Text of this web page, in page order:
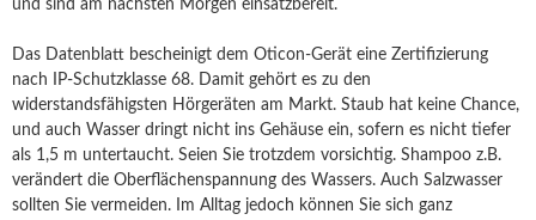
und sind am nächsten Morgen einsatzbereit.
Das Datenblatt bescheinigt dem Oticon-Gerät eine Zertifizierung
nach IP-Schutzklasse 68. Damit gehört es zu den
widerstandsfähigsten Hörgeräten am Markt. Staub hat keine Chance,
und auch Wasser dringt nicht ins Gehäuse ein, sofern es nicht tiefer
als 1,5 m untertaucht. Seien Sie trotzdem vorsichtig. Shampoo z.B.
verändert die Oberflächenspannung des Wassers. Auch Salzwasser
sollten Sie vermeiden. Im Alltag jedoch können Sie sich ganz